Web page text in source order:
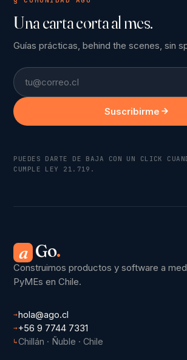
Una carta corta al mes.
Guías prácticas, behind the scenes, sin
Email
Suscribirme
PUEDES DARTE DE BAJA CON UN CLICK
CUMPLE LEY 21.719.
a Go.
Construimos productos y software a
PyMEs en Chile.
→hola@ago.cl
→ +56 9 7744 7331
↳Chillán · Ñuble · Chile